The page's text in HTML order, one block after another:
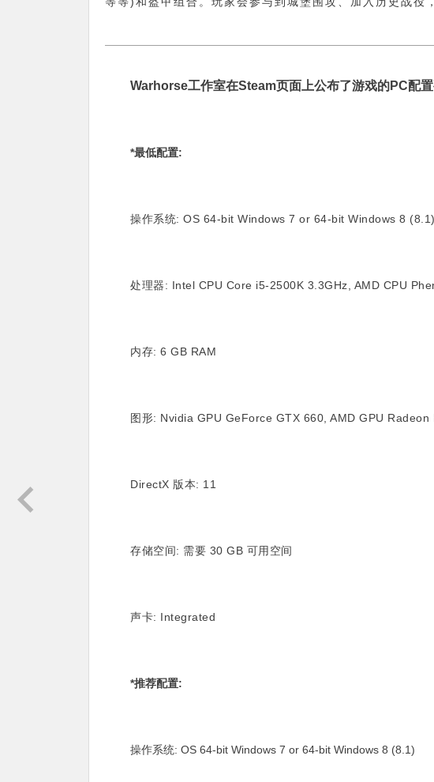
Warhorse工作室在Steam页面上公布了游戏的PC配置
*最低配置:
操作系统: OS 64-bit Windows 7 or 64-bit Windows 8 (8.1)
处理器: Intel CPU Core i5-2500K 3.3GHz, AMD CPU
内存: 6 GB RAM
图形: Nvidia GPU GeForce GTX 660, AMD GPU Radeon
DirectX 版本: 11
存储空间: 需要 30 GB 可用空间
声卡: Integrated
*推荐配置:
操作系统: OS 64-bit Windows 7 or 64-bit Windows 8 (8.1)